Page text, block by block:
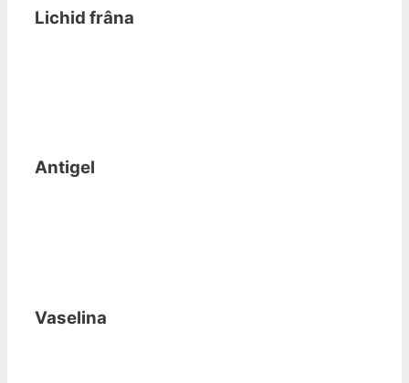
Lichid frâna
Antigel
Vaselina